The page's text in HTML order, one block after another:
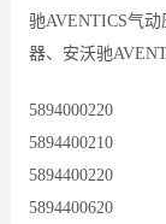
驰AVENTICS气
器、安沃驰
5894000220
5894400210
5894400220
5894400620